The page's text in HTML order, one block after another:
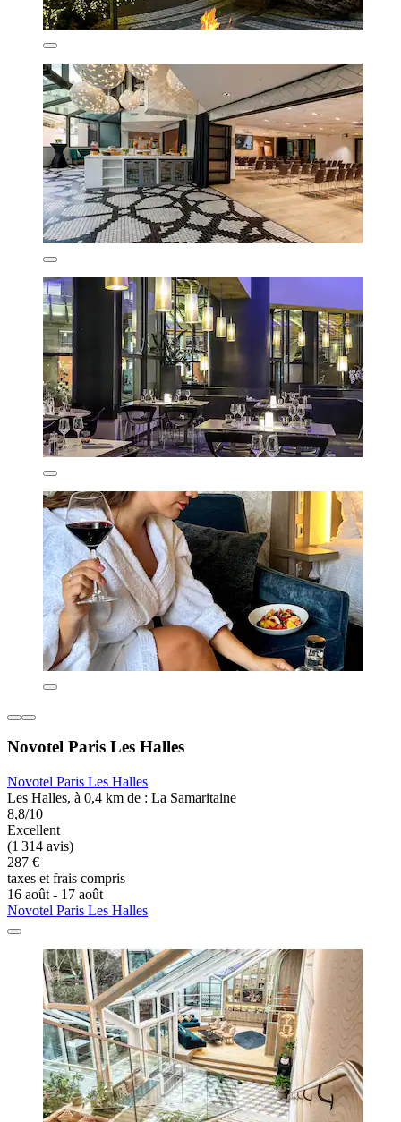
Novotel Paris Les Halles
Novotel Paris Les Halles
Les Halles, à 0,4 km de : La Samaritaine
8,8/10
Excellent
(1 314 avis)
287 €
taxes et frais compris
16 août - 17 août
Novotel Paris Les Halles